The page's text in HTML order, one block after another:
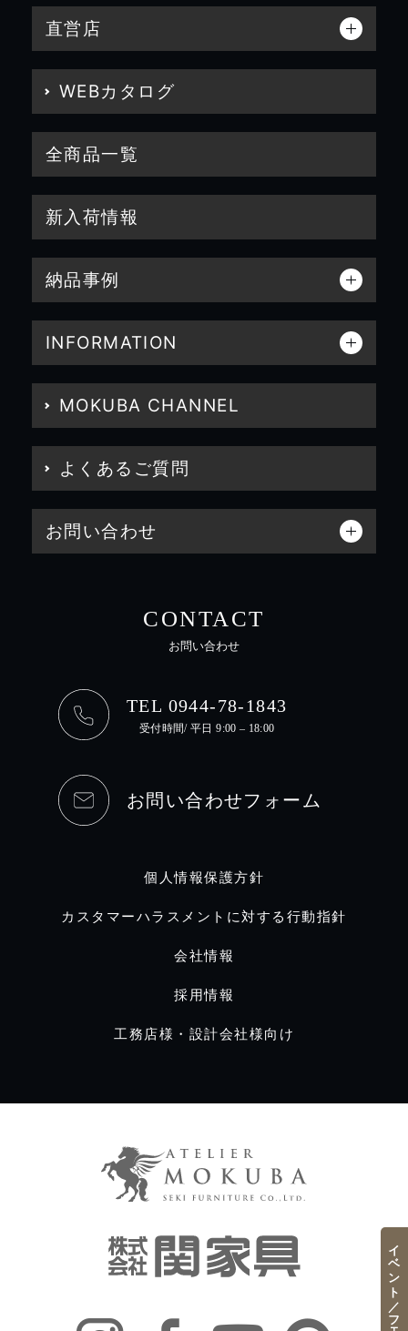
直営店
WEBカタログ
全商品一覧
新入荷情報
納品事例
INFORMATION
MOKUBA CHANNEL
よくあるご質問
お問い合わせ
CONTACT
お問い合わせ
TEL 0944-78-1843
受付時間/ 平日 9:00 – 18:00
お問い合わせフォーム
個人情報保護方針
カスタマーハラスメントに対する行動指針
会社情報
採用情報
工務店様・設計会社様向け
イベント／フェア